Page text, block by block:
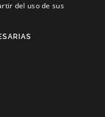
del uso de sus